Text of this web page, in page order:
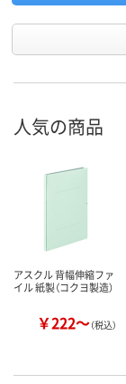
人気の商品
アスクル 背幅伸縮ファ
イル 紙製（コクヨ製造）
￥222～（税込）